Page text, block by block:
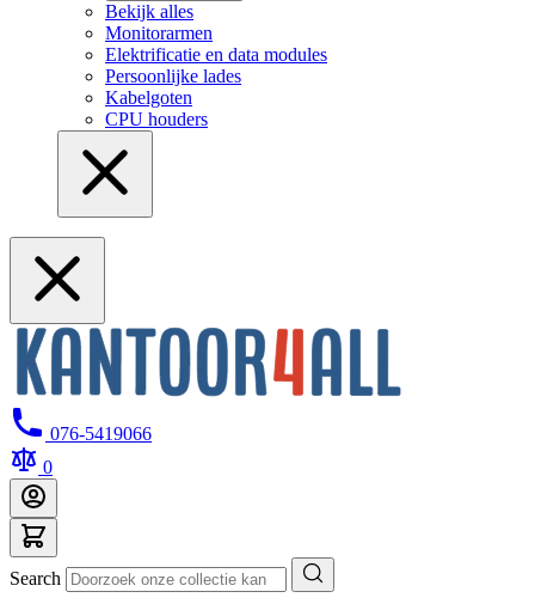
Bekijk alles
Monitorarmen
Elektrificatie en data modules
Persoonlijke lades
Kabelgoten
CPU houders
076-5419066
0
Search